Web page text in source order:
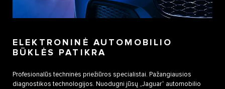
ELEKTRONINĖ AUTOMOBILIO
BŪKLĖS PATIKRA
Profesionalūs techninės priežiūros specialistai. Pažangiausios
diagnostikos technologijos. Nuodugni jūsų „Jaguar“ automobilio